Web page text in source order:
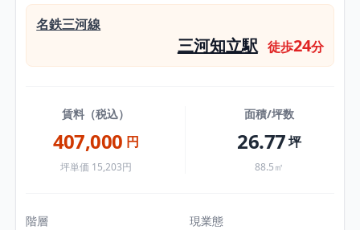
名鉄三河線
三河知立駅 徒歩24分
賃料（税込）
407,000 円
坪単価 15,203円
面積/坪数
26.77坪
88.5㎡
階層 現業態